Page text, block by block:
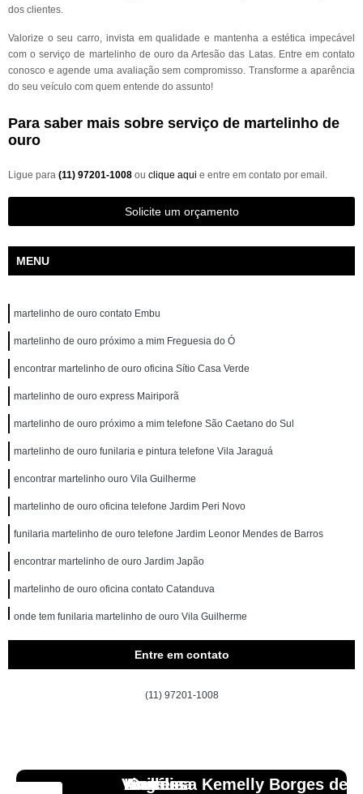
dos clientes.
Valorize o seu carro, invista em qualidade e mantenha a estética impecável
com o serviço de martelinho de ouro da Artesão das Latas. Entre em contato
conosco e agende uma avaliação sem compromisso. Transforme a aparência
do seu veículo com quem entende do assunto!
Para saber mais sobre serviço de martelinho de
ouro
Ligue para (11) 97201-1008 ou clique aqui e entre em contato por email.
Solicite um orçamento
MENU
martelinho de ouro contato Embu
martelinho de ouro próximo a mim Freguesia do Ó
encontrar martelinho de ouro oficina Sítio Casa Verde
martelinho de ouro express Mairiporã
martelinho de ouro próximo a mim telefone São Caetano do Sul
martelinho de ouro funilaria e pintura telefone Vila Jaraguá
encontrar martelinho ouro Vila Guilherme
martelinho de ouro oficina telefone Jardim Peri Novo
funilaria martelinho de ouro telefone Jardim Leonor Mendes de Barros
encontrar martelinho de ouro Jardim Japão
martelinho de ouro oficina contato Catanduva
onde tem funilaria martelinho de ouro Vila Guilherme
oficina martelinho de ouro contato Arujá
martelinho de ouro próximo a mim contato Rio Grande da Serra
onde tem martelinho de ouro Jardim São Bento
Entre em contato
(11) 97201-1008
Angélica
Andressa Kemelly Borges de
Carlos
Vinicius
Lourdes